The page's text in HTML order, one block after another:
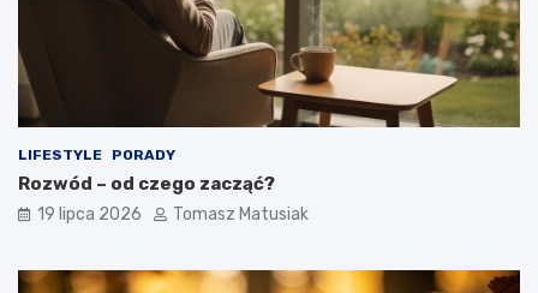
LIFESTYLE PORADY
Rozwód – od czego zacząć?
19 lipca 2026 Tomasz Matusiak